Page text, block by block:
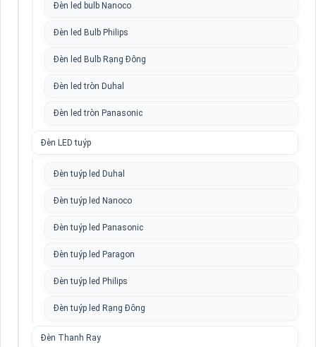
Đèn led bulb Nanoco
Đèn led Bulb Philips
Đèn led Bulb Rạng Đông
Đèn led tròn Duhal
Đèn led tròn Panasonic
Đèn LED tuýp
Đèn tuýp led Duhal
Đèn tuýp led Nanoco
Đèn tuýp led Panasonic
Đèn tuýp led Paragon
Đèn tuýp led Philips
Đèn tuýp led Rạng Đông
Đèn Thanh Ray